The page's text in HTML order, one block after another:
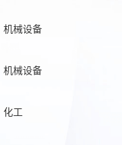
机械设备
机械设备
化工